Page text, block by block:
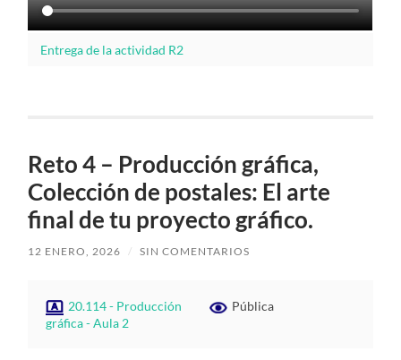
Entrega de la actividad R2
Reto 4 – Producción gráfica,
Colección de postales: El arte
final de tu proyecto gráfico.
12 ENERO, 2026 / SIN COMENTARIOS
20.114 - Producción
gráfica - Aula 2
Pública